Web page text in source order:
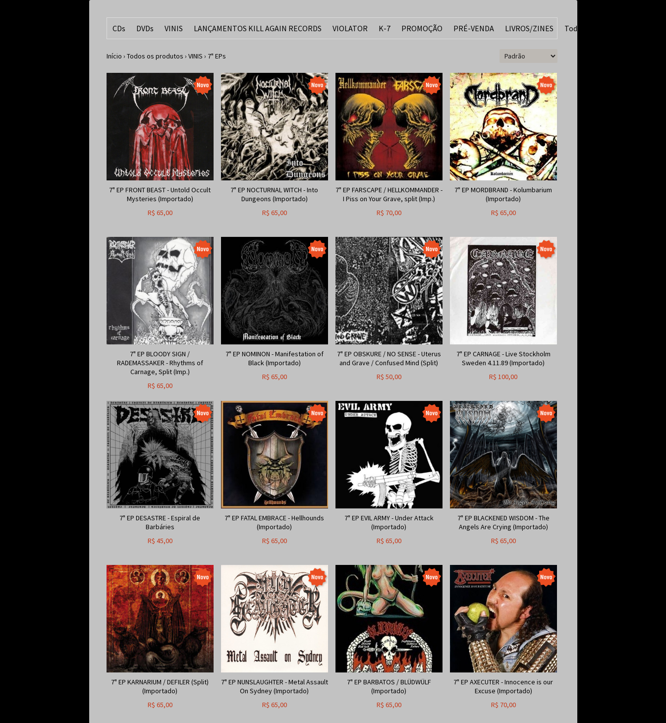
CDs DVDs VINIS LANÇAMENTOS KILL AGAIN RECORDS VIOLATOR K-7 PROMOÇÃO PRÉ-VENDA LIVROS/ZINES Todos
Início › Todos os produtos › VINIS › 7" EPs
7" EP FRONT BEAST - Untold Occult
Mysteries (Importado)
R$ 65,00
7" EP NOCTURNAL WITCH - Into
Dungeons (Importado)
R$ 65,00
7" EP FARSCAPE / HELLKOMMANDER -
I Piss on Your Grave, split (Imp.)
R$ 70,00
7" EP MORDBRAND - Kolumbarium
(Importado)
R$ 65,00
7" EP BLOODY SIGN /
RADEMASSAKER - Rhythms of
Carnage, Split (Imp.)
R$ 65,00
7" EP NOMINON - Manifestation of
Black (Importado)
R$ 65,00
7" EP OBSKURE / NO SENSE - Uterus
and Grave / Confused Mind (Split)
R$ 50,00
7" EP CARNAGE - Live Stockholm
Sweden 4.11.89 (Importado)
R$ 100,00
7" EP DESASTRE - Espiral de
Barbáries
R$ 45,00
7" EP FATAL EMBRACE - Hellhounds
(Importado)
R$ 65,00
7" EP EVIL ARMY - Under Attack
(Importado)
R$ 65,00
7" EP BLACKENED WISDOM - The
Angels Are Crying (Importado)
R$ 65,00
7" EP KARNARIUM / DEFILER (Split)
(Importado)
R$ 65,00
7" EP NUNSLAUGHTER - Metal Assault
On Sydney (Importado)
R$ 65,00
7" EP BARBATOS / BLÜDWÜLF
(Importado)
R$ 65,00
7" EP AXECUTER - Innocence is our
Excuse (Importado)
R$ 70,00